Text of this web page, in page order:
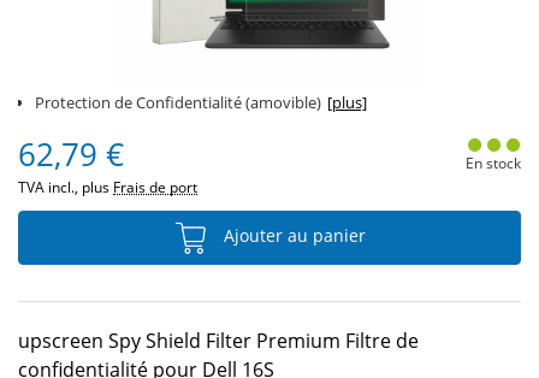
Protection de Confidentialité (amovible) [plus]
62,79 €
TVA incl., plus Frais de port
En stock
Ajouter au panier
upscreen Spy Shield Filter Premium Filtre de
confidentialité pour Dell 16S